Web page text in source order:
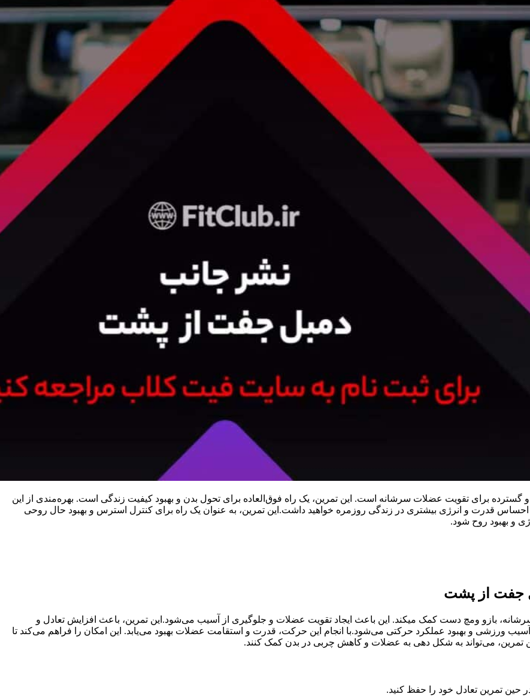
برای تقویت عضلات سرشانه است. این تمرین، یک راه فوق‌العاده برای تحول بدن و بهبود کیفیت زندگی است. بهره‌مندی از این
احساس قدرت و انرژی بیشتری در زندگی روزمره خواهید داشت.این تمرین، به عنوان یک راه برای کنترل استرس و بهبود حال روحی
و بهبود روح شود.
جفت از پشت
بازو ومچ دست کمک میکند. این باعث ایجاد تقویت عضلات و جلوگیری از آسیب می‌شود.این تمرین، باعث افزایش تعادل و
و بهبود عملکرد حرکتی می‌شود.با انجام این حرکت، قدرت و استقامت عضلات بهبود می‌یابد. این امکان را فراهم می‌کند تا
تمرین، می‌تواند به شکل ‌دهی به عضلات و کاهش چربی در بدن کمک کنند.
در حین تمرین تعادل خود را حفظ کنید.